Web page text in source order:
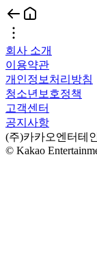
회사 소개
이용약관
개인정보처리방침
청소년보호정책
고객센터
공지사항
(주)카카오엔터테
© Kakao